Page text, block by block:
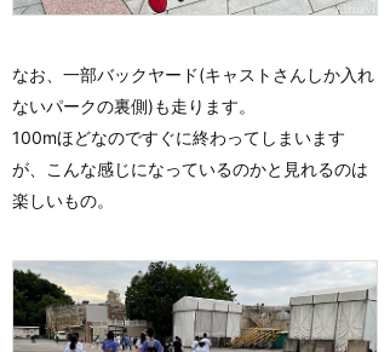
なお、一部バックヤード(キャストさんしか入れ
ないパークの裏側)も走ります。
100mほどなのですぐに終わってしまいます
が、こんな感じになっているのかと見れるのは
楽しいもの。